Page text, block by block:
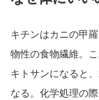
キチンはカニの甲
物性の食物繊維。
キトサンになると
なる。化学処理の